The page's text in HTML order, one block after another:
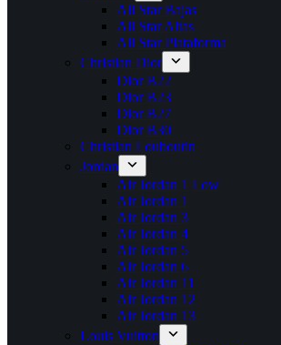
All Star Bajas
All Star Altas
All Star Plataforma
Christian Dior
Dior B22
Dior B23
Dior B27
Dior B30
Christian Louboutin
Jordan
Air Jordan 1 Low
Air Jordan 1
Air Jordan 3
Air Jordan 4
Air Jordan 5
Air Jordan 6
Air Jordan 11
Air Jordan 12
Air Jordan 13
Louis Vuitton